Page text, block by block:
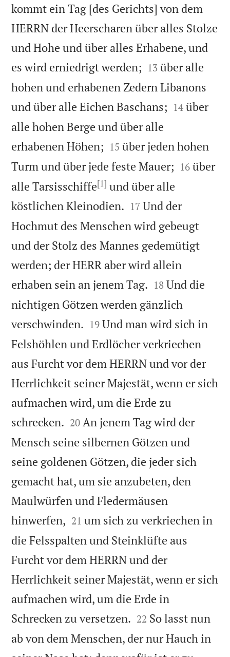
kommt ein Tag [des Gerichts] von dem
HERRN der Heerscharen über alles Stolze
und Hohe und über alles Erhabene, und
es wird erniedrigt werden; 

13 über alle
hohen und erhabenen Zedern Libanons
und über alle Eichen Baschans; 

14 über
alle hohen Berge und über alle
erhabenen Höhen; 

15 über jeden hohen
Turm und über jede feste Mauer; 

16 über
alle Tarsisschiffe[1] und über alle
köstlichen Kleinodien. 

17 Und der
Hochmut des Menschen wird gebeugt
und der Stolz des Mannes gedemütigt
werden; der HERR aber wird allein
erhaben sein an jenem Tag. 

18 Und die
nichtigen Götzen werden gänzlich
verschwinden. 

19 Und man wird sich in
Felshöhlen und Erdlöcher verkriechen
aus Furcht vor dem HERRN und vor der
Herrlichkeit seiner Majestät, wenn er sich
aufmachen wird, um die Erde zu
schrecken. 

20 An jenem Tag wird der
Mensch seine silbernen Götzen und
seine goldenen Götzen, die jeder sich
gemacht hat, um sie anzubeten, den
Maulwürfen und Fledermäusen
hinwerfen, 

21 um sich zu verkriechen in
die Felsspalten und Steinklüfte aus
Furcht vor dem HERRN und der
Herrlichkeit seiner Majestät, wenn er sich
aufmachen wird, um die Erde in
Schrecken zu versetzen. 

22 So lasst nun
ab von dem Menschen, der nur Hauch in